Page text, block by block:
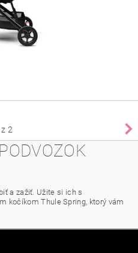
z 2
a zažiť. Užite si ich s
kočíkom Thule Spring, ktorý vám